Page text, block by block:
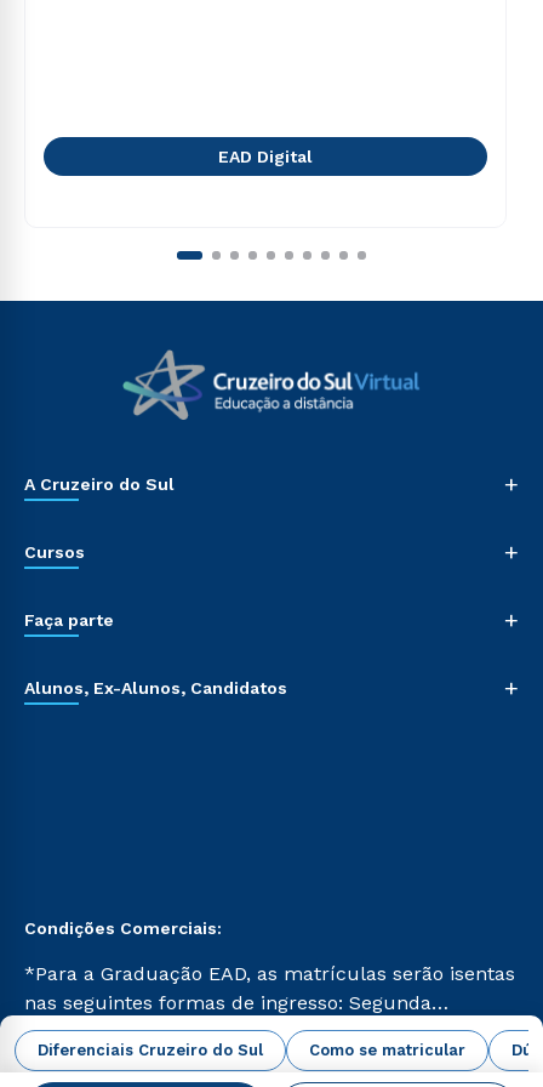
Diferenciais Cruzeiro do Sul Como se matricular
EAD Digital
A Cruzeiro do Sul +
Cursos +
Faça parte +
Alunos, Ex-Alunos, Candidatos +
Condições Comerciais:
*Para a Graduação EAD, as matrículas serão isentas
nas seguintes formas de ingresso: Segunda
Graduação, Segunda Graduação 2.0 e Transferência.
Já para as demais, a taxa de matrícula será de R$
abrir todas as condições vigentes